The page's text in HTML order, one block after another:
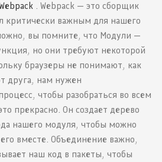
. Webpack — это сборщик
критически важным для нашего
вы помните, что Модули —
но они требуют некоторой
браузеры не понимают, как
друга, нам нужен
чтобы разобраться во всем
прекрасно. Он создает дерево
нашего модуля, чтобы можно
вместе. Объединение важно,
наш код в пакеты, чтобы